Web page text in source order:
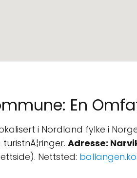
En
i Nordland fylke i
Adresse:
Nettsted: